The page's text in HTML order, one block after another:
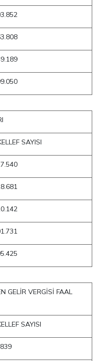
SAYISI
GELİR VERGİSİ FAAL
SAYISI